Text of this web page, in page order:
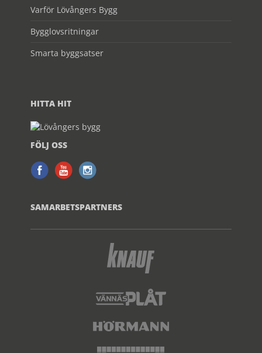
Varför Lövångers Bygg
Bygglovsritningar
Smarta byggsatser
HITTA HIT
FÖLJ OSS
SAMARBETSPARTNERS